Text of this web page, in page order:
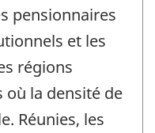
pensionnaires
et les
régions
la densité de
Réunies, les